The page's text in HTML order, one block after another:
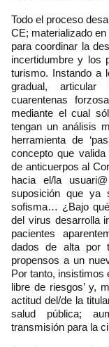
Todo el proceso
CE; materializado
para coordinar la
incertidumbre y los
turismo. Instando a
gradual, articular
cuarentenas
mediante el cual
tengan un análisis
herramienta de
concepto que
de anticuerpos al
hacia el/la
suposición que ya
sofisma… ¿Bajo
del virus desarrolla
pacientes
dados de alta por
propensos a un
Por tanto, insistimos
libre de riesgos’ y,
actitud del/de la
salud pública;
transmisión para la